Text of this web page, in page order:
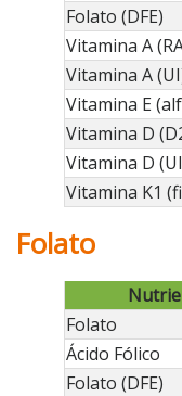
Folato (DFE)
Vitamina A
Vitamina A
Vitamina E
Vitamina D
Vitamina D
Vitamina K1
Folato
Folato
Ácido Fólico
Folato (DFE)